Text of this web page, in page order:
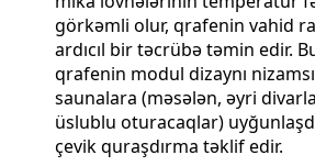
görkəmli olur, qrafenin vahid
ardıcıl bir təcrübə təmin edir.
qrafenin modul dizaynı
saunalara (məsələn, əyri
üslublu oturacaqlar)
çevik quraşdırma təklif edir.